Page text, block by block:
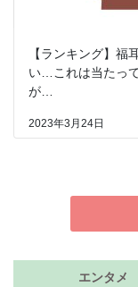
【ランキング】福
い…これは当たっ
が…
2023年3月24日
エンタメ